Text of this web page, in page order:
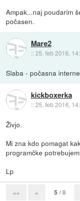
Ampak...naj poudarim
počasen.
Mare2
::25. feb 2016,
Slaba - počasna
kickboxerka
::25. feb 2016,
Živjo.
Mi zna kdo pomagat
programčke
Lp
«« « 5 / 8